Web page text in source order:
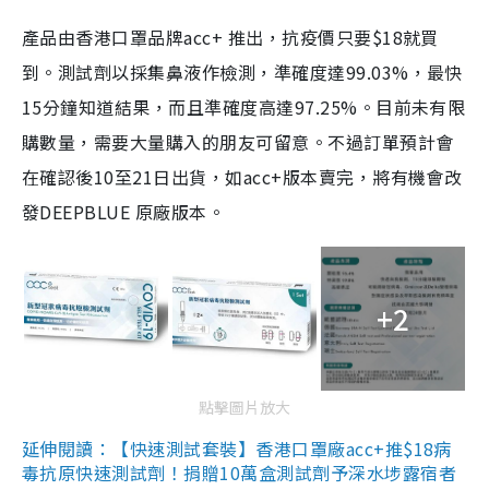
產品由香港口罩品牌acc+ 推出，抗疫價只要$18就買
到。測試劑以採集鼻液作檢測，準確度達99.03%，最快
15分鐘知道結果，而且準確度高達97.25%。目前未有限
購數量，需要大量購入的朋友可留意。不過訂單預計會
在確認後10至21日出貨，如acc+版本賣完，將有機會改
發DEEPBLUE 原廠版本。
+2
點擊圖片放大
延伸閱讀：【快速測試套裝】香港口罩廠acc+推$18病
毒抗原快速測試劑！捐贈10萬盒測試劑予深水埗露宿者